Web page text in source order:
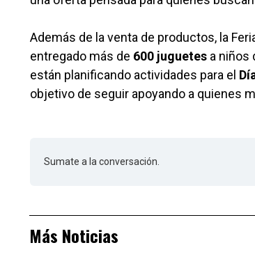
Además de la venta de productos, la
entregado más de 600 juguetes a niños
están planificando actividades para el
objetivo de seguir apoyando a quienes
Sumate a la conversación.
Más Noticias